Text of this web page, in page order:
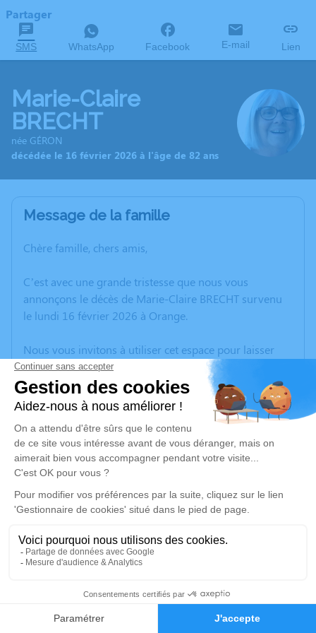
Faire-part Hommages
Partager
SMS WhatsApp Facebook E-mail Lien
Marie-Claire
BRECHT
née GÉRON
décédée le 16 février 2026 à l'âge de 82 ans
Message de la famille
Chère famille, chers amis,
C’est avec une grande tristesse que nous vous
annonçons le décès de Marie-Claire BRECHT survenu
le lundi 16 février 2026 à Orange.
Nous vous invitons à utiliser cet espace pour laisser
vos condoléances, partager des photos souvenirs, une
anecdote ou exprimer vos pensées à travers des
poèmes ou des textes. Cet endroit est un lieu
d'expression dédié à honorer la mémoire de Marie-
Claire BRECHT.
Un service de plantation d’arbre hommage est
Cérémonie religieuse
Eglise de La Bruguière
Ravel